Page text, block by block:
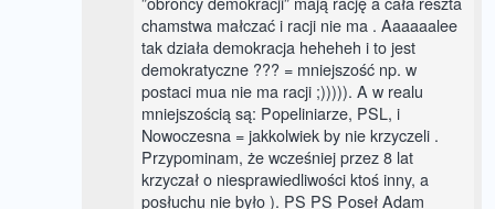
chamstwa małczać i racji nie ma . Aaaaaalee
tak działa demokracja heheheh i to jest
demokratyczne ??? = mniejszość np. w
postaci mua nie ma racji ;))))). A w realu
mniejszością są: Popeliniarze, PSL, i
Nowoczesna = jakkolwiek by nie krzyczeli .
Przypominam, że wcześniej przez 8 lat
krzyczał o niesprawiedliwości ktoś inny, a
posłuchu nie było ). PS PS Poseł Adam